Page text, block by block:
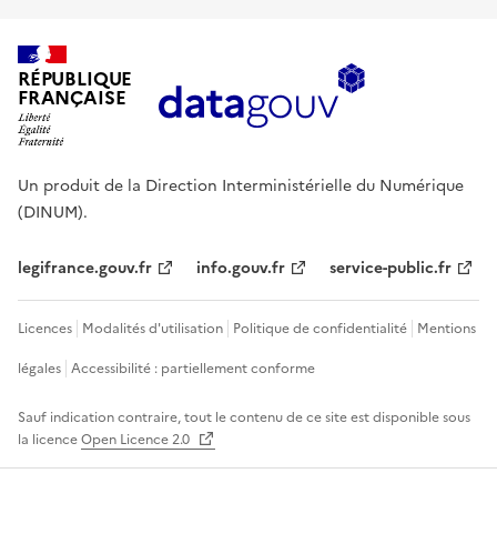
RÉPUBLIQUE
FRANÇAISE
Un produit de la Direction Interministérielle du Numérique
(DINUM).
legifrance.gouv.fr info.gouv.fr service-public.fr
Licences Modalités d'utilisation Politique de confidentialité Mentions
légales Accessibilité : partiellement conforme
Sauf indication contraire, tout le contenu de ce site est disponible sous
la licenceOpen Licence 2.0